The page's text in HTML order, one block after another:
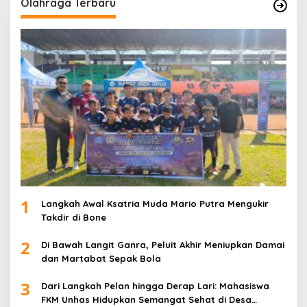
1
Langkah Awal Ksatria Muda Mario Putra Mengukir
Takdir di Bone
2
Di Bawah Langit Ganra, Peluit Akhir Meniupkan Damai
dan Martabat Sepak Bola
3
Dari Langkah Pelan hingga Derap Lari: Mahasiswa
FKM Unhas Hidupkan Semangat Sehat di Desa